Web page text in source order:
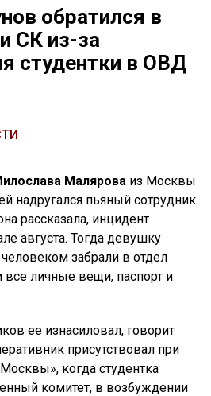
обратился в
СК из-за
студентки в ОВД
Малярова из Москвы
надругался пьяный сотрудник
рассказала, инцидент
августа. Тогда девушку
забрали в отдел
все личные вещи, паспорт и
ее изнасиловал, говорит
присутствовал при
когда студентка
комитет, в возбуждении